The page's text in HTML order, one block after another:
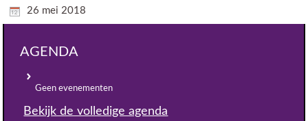
26 mei 2018
AGENDA
Geen evenementen
Bekijk de volledige agenda